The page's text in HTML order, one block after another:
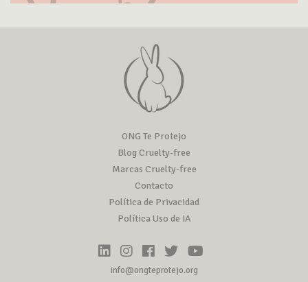
ONG Te Protejo
Blog Cruelty-free
Marcas Cruelty-free
Contacto
Política de Privacidad
Política Uso de IA
info@ongteprotejo.org